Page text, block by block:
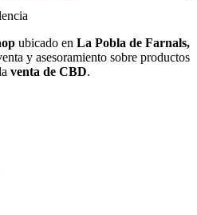
ubicado en La Pobla de Farnals,
y asesoramiento sobre productos
venta de CBD.